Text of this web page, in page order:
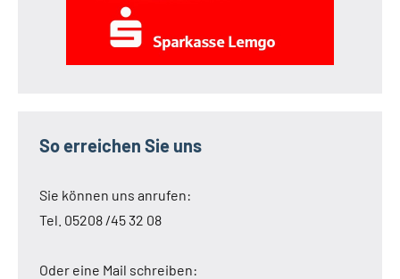
So erreichen Sie uns
Sie können uns anrufen:
Tel. 05208 /45 32 08
Oder eine Mail schreiben: